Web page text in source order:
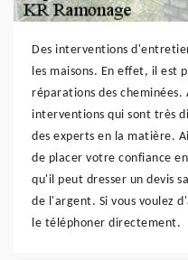
Des interventions
les maisons. En effet, il est
réparations des cheminées.
interventions qui sont très
des experts en la matière.
de placer votre confiance
qu'il peut dresser un devis
de l'argent. Si vous voulez
le téléphoner directement.